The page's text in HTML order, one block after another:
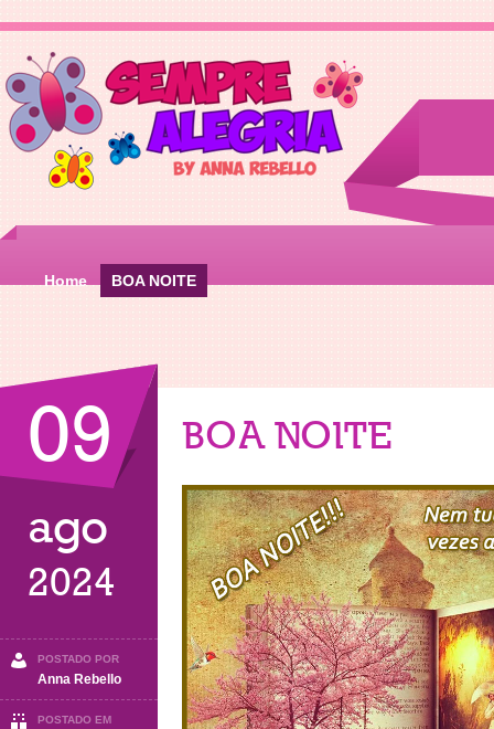
Home BOA NOITE
09
ago
2024
POSTADO POR
Anna Rebello
POSTADO EM
BOA NOITE